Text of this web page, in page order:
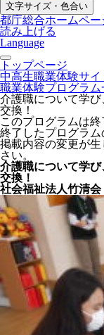
文字サイズ・色合い
都庁総合ホームペー
読み上げる
Language
トップページ
中高生職業体験サイ
職業体験プログラム
介護職について学
交換！
このプログラムは終
終了したプログラ
掲載内容の変更が
さい。
介護職について学
交換！
社会福祉法人竹清会